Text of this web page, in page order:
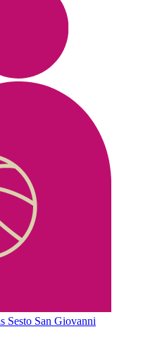
Sesto San Giovanni